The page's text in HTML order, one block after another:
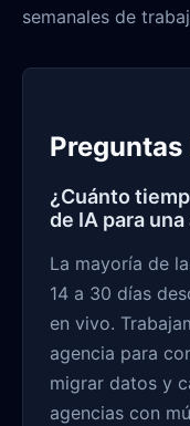
semanales de
¿Cuánto
de IA para
La mayoría de
14 a 30 días
en vivo.
agencia para
migrar datos y
agencias con